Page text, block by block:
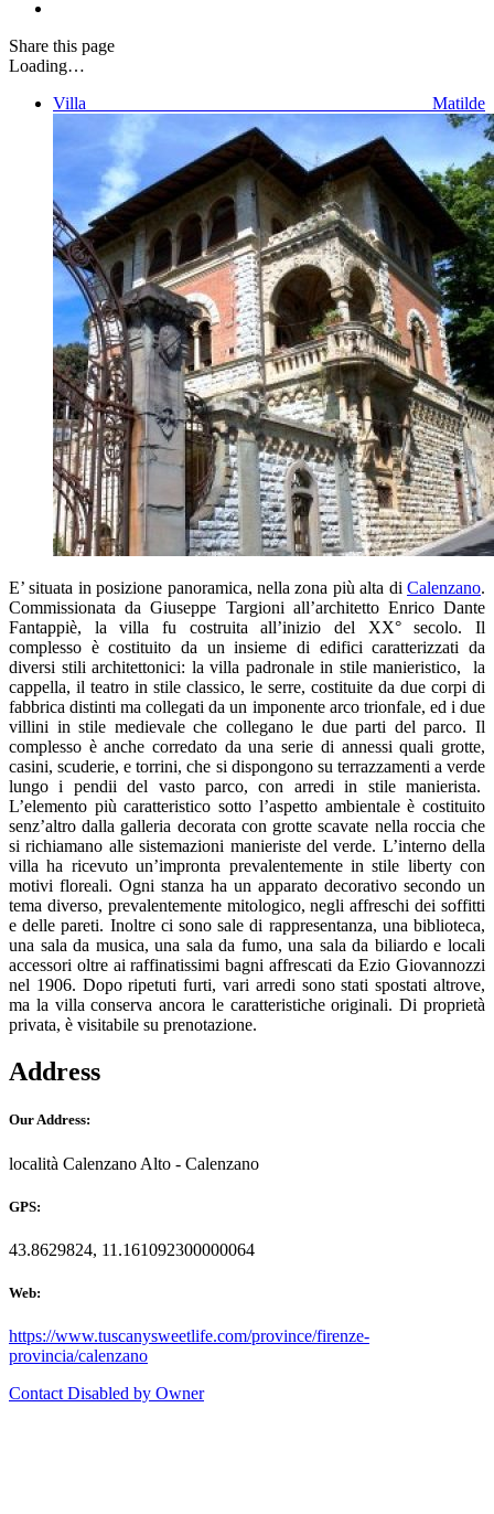
Share this page
Loading…
Villa Matilde
E’ situata in posizione panoramica, nella zona più alta di Calenzano.
Commissionata da Giuseppe Targioni all’architetto Enrico Dante
Fantappiè, la villa fu costruita all’inizio del XX° secolo. Il
complesso è costituito da un insieme di edifici caratterizzati da
diversi stili architettonici: la villa padronale in stile manieristico, la
cappella, il teatro in stile classico, le serre, costituite da due corpi di
fabbrica distinti ma collegati da un imponente arco trionfale, ed i due
villini in stile medievale che collegano le due parti del parco. Il
complesso è anche corredato da una serie di annessi quali grotte,
casini, scuderie, e torrini, che si dispongono su terrazzamenti a verde
lungo i pendii del vasto parco, con arredi in stile manierista.
L’elemento più caratteristico sotto l’aspetto ambientale è costituito
senz’altro dalla galleria decorata con grotte scavate nella roccia che
si richiamano alle sistemazioni manieriste del verde. L’interno della
villa ha ricevuto un’impronta prevalentemente in stile liberty con
motivi floreali. Ogni stanza ha un apparato decorativo secondo un
tema diverso, prevalentemente mitologico, negli affreschi dei soffitti
e delle pareti. Inoltre ci sono sale di rappresentanza, una biblioteca,
una sala da musica, una sala da fumo, una sala da biliardo e locali
accessori oltre ai raffinatissimi bagni affrescati da Ezio Giovannozzi
nel 1906. Dopo ripetuti furti, vari arredi sono stati spostati altrove,
ma la villa conserva ancora le caratteristiche originali. Di proprietà
privata, è visitabile su prenotazione.
Address
Our Address:
località Calenzano Alto - Calenzano
GPS:
43.8629824, 11.161092300000064
Web:
https://www.tuscanysweetlife.com/province/firenze-
provincia/calenzano
Contact Disabled by Owner